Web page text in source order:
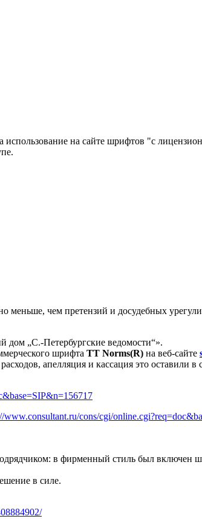
на сайте шрифтов "с
меньше, чем претензий и досудебных
„С.-Петербургские ведомости“».
шрифта TT Norms(R) на веб‑сайте
апелляция и кассация это оставили в
www.consultant.ru/cons/cgi/
в фирменный стиль был
в силе.